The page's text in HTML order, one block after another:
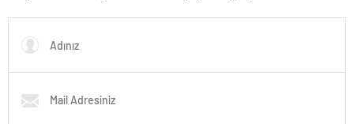
kapalı kalacağını söyledi